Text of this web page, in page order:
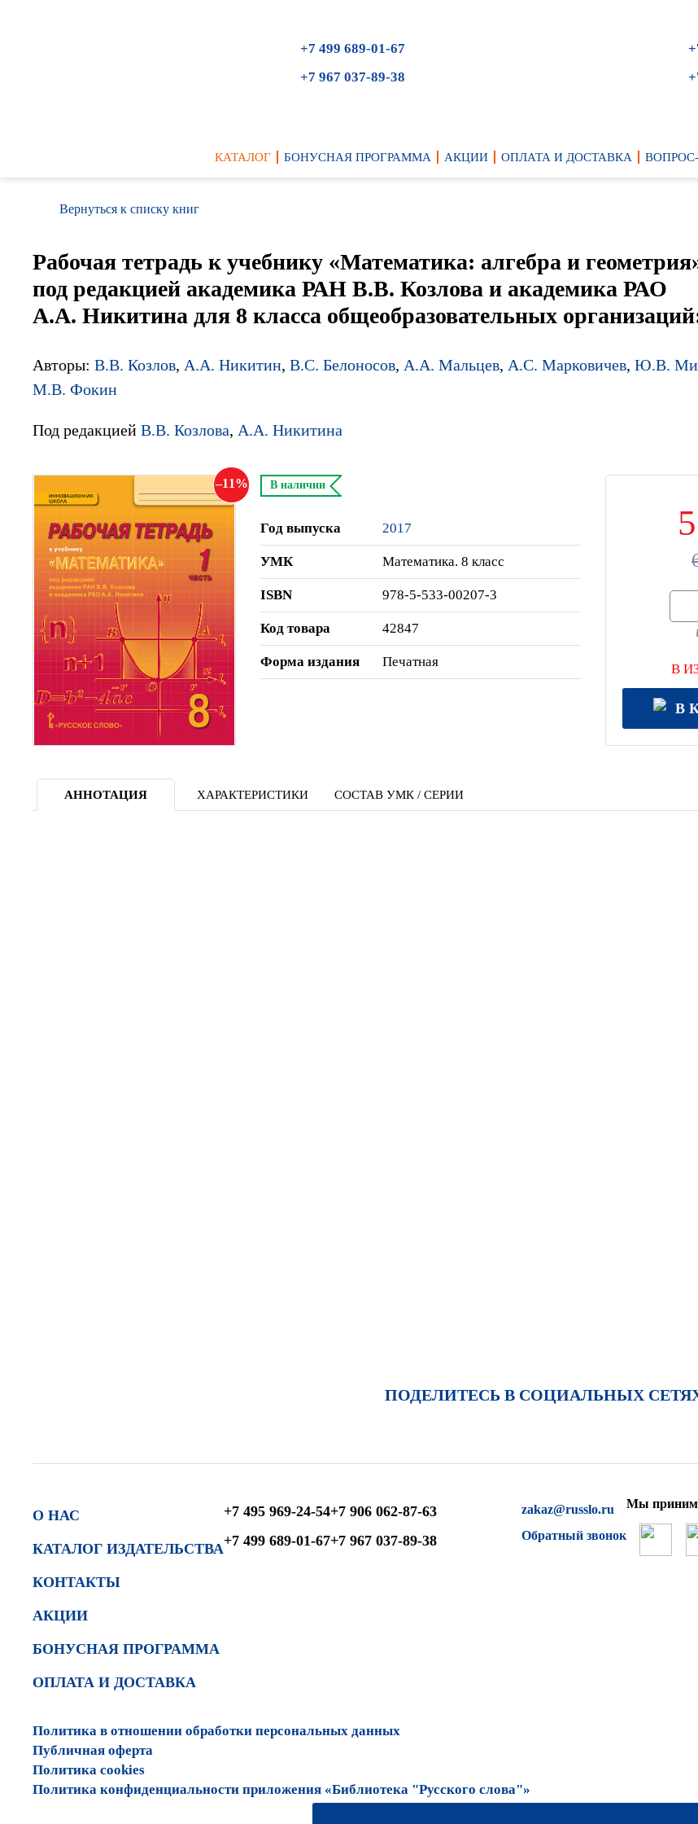
+7 499 689-01-67
+7 967 037-89-38
КАТАЛОГ БОНУСНАЯ ПРОГРАММА АКЦИИ ОПЛАТА И ДОСТАВКА
Вернуться к списку книг
Рабочая тетрадь к учебнику «Математика: алгебра и
под редакцией академика РАН В.В. Козлова и академика РАО
А.А. Никитина для 8 класса общеобразовательных
Авторы: В.В. Козлов, А.А. Никитин, В.С. Белоносов, А.А. Мальцев, А.С. Марковичев, Ю.В.
М.В. Фокин
Под редакцией В.В. Козлова, А.А. Никитина
11 В наличии
Год выпуска 2017
УМК Математика. 8 класс
ISBN 978-5-533-00207-3
Код товара 42847
Форма издания Печатная В
В
АННОТАЦИЯ ХАРАКТЕРИСТИКИ СОСТАВ УМК / СЕРИИ
ПОДЕЛИТЕСЬ В СОЦИАЛЬНЫХ
О НАС
КАТАЛОГ ИЗДАТЕЛЬСТВА
КОНТАКТЫ
АКЦИИ
БОНУСНАЯ ПРОГРАММА
ОПЛАТА И ДОСТАВКА
+7 495 969-24-54
+7 499 689-01-67
+7 906 062-87-63
+7 967 037-89-38
zakaz@russlo.ru
Обратный звонок
Мы
Политика в отношении обработки персональных данных
Публичная оферта
Политика cookies
Политика конфиденциальности приложения «Библиотека "Русского слова"»